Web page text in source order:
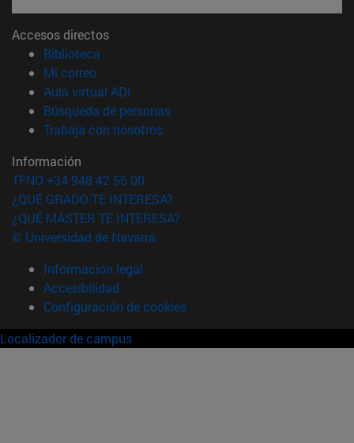
Accesos directos
Biblioteca
Mi correo(abre en nueva ventana)
Aula virtual ADI
Búsqueda de personas(abre en nueva ventana)
Trabaja con nosotros(abre en nueva ventana)
Información
TFNO +34 948 42 56 00
¿QUÉ GRADO TE INTERESA?
¿QUÉ MÁSTER TE INTERESA?
© Universidad de Navarra
Información legal
Accesibilidad
Configuración de cookies
Localizador de campus